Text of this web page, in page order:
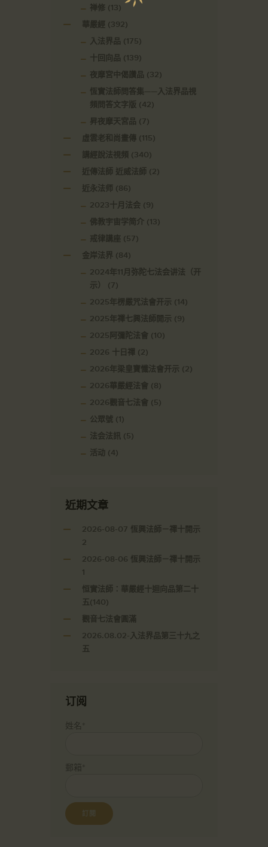
禅修 (13)
華嚴經 (392)
入法界品 (175)
十回向品 (139)
夜摩宮中偈讚品 (32)
恆實法師問答集——入法界品視
頻問答文字版 (42)
昇夜摩天宮品 (7)
虛雲老和尚畫傳 (115)
講經說法視頻
(340)
近傳法師 近威法師 (2)
近永法师 (86)
2023十月法会 (9)
佛教宇宙学简介 (13)
戒律講座 (57)
金岸法界 (84)
2024年11月弥陀七法会讲法（开
示）
(7)
2025年楞嚴咒法會开示 (14)
2025年禪七興法師開示 (9)
2025阿彌陀法會 (10)
2026 十日禪
(2)
2026年梁皇寶懺法會开示 (2)
2026華嚴經法會 (8)
2026觀音七法會 (5)
公眾號 (1)
法会法訊 (5)
活动 (4)
近期文章
2026-08-07 恆興法師－禪十開示
2
2026-08-06 恆興法師－禪十開示
1
恒實法師：華嚴經十迴向品第二十
五(140)
觀音七法會圓滿
2026.08.02-入法界品第三十九之
五
订阅
姓名*
郵箱*